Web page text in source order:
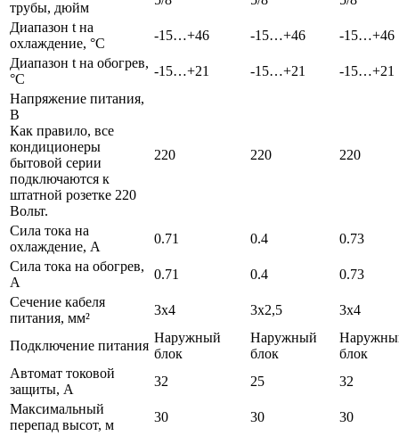
трубы, дюйм
Диапазон t на
охлаждение, °С
-15…+46 -15…+46
-15…+46
Диапазон t на обогрев,
°С
-15…+21 -15…+21
-15…+21
Напряжение питания,
В
Как правило, все
кондиционеры
бытовой серии
подключаются к
штатной розетке 220
Вольт.
220 220 220
Сила тока на
охлаждение, А
0.71 0.4
0.73
Сила тока на обогрев,
А
0.71 0.4
0.73
Сечение кабеля
питания, мм²
3х4 3х2,5 3х4
Подключение питания
Наружный
блок
Наружный
блок
блок
Автомат токовой
защиты, А
32 25
32
Максимальный
перепад высот, м
30 30
30